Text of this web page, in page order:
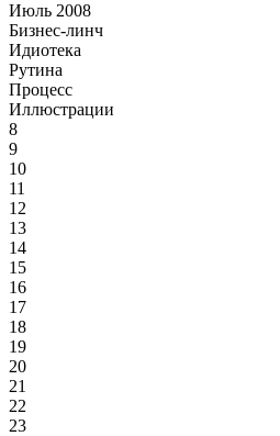
Июль 2008
Бизнес-линч
Идиотека
Рутина
Процесс
Иллюстрации
8
9
10
11
12
13
14
15
16
17
18
19
20
21
22
23